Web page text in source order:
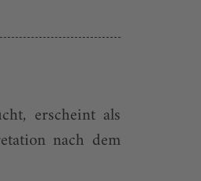
erscheint als
nach dem